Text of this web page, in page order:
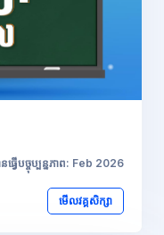
ធ្វើបច្ចុប្បន្នភាព: Feb 2026
មើលវគ្គសិក្សា